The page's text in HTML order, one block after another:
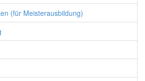
(für Meisterausbildung)